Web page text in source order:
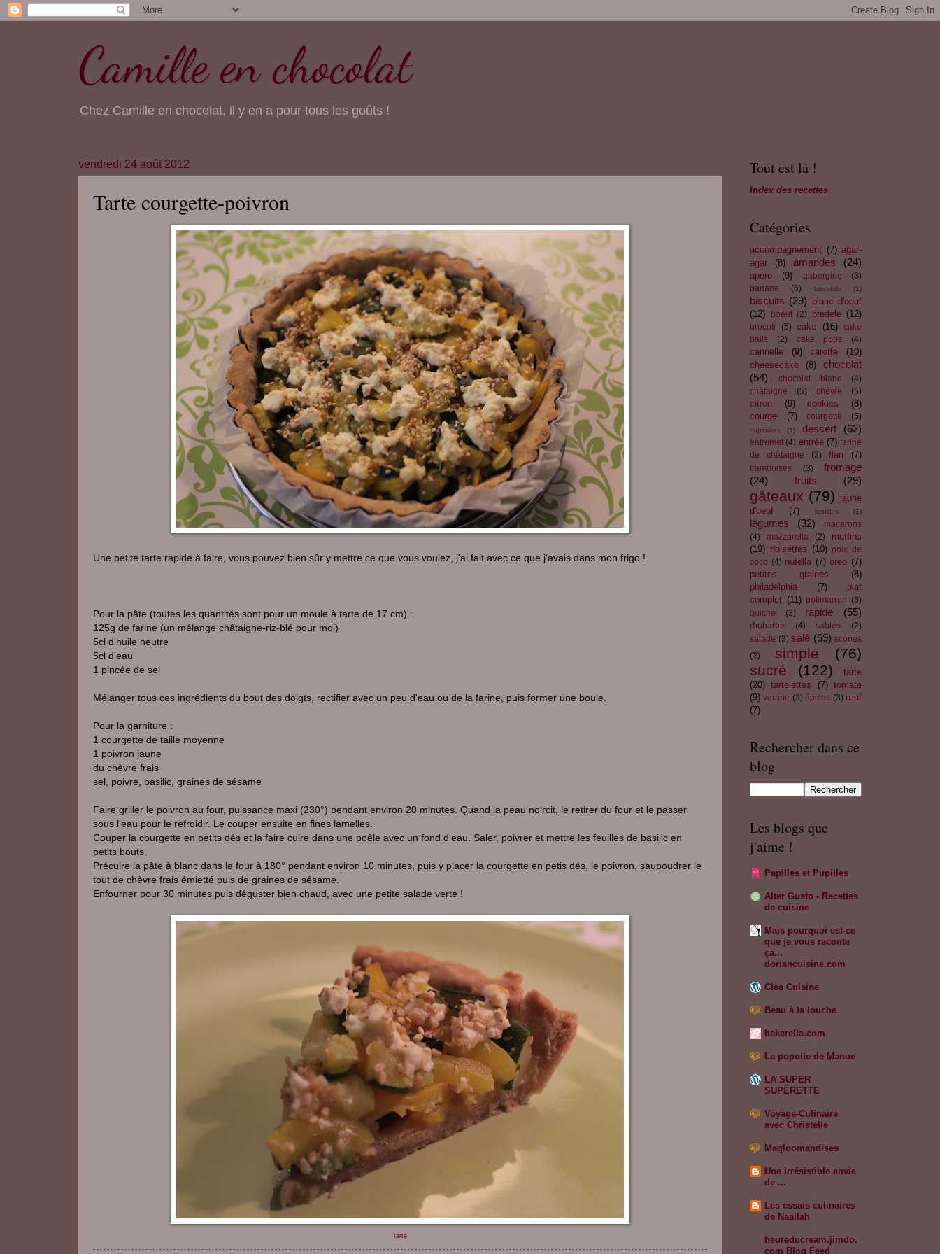
Camille en chocolat
Chez Camille en chocolat, il y en a pour tous les goûts !
vendredi 24 août 2012
Tarte courgette-poivron
Une petite tarte rapide à faire, vous pouvez bien sûr y mettre ce que vous voulez, j'ai fait avec ce que j'avais dans mon frigo !
Pour la pâte (toutes les quantités sont pour un moule à tarte de 17 cm) :
125g de farine (un mélange châtaigne-riz-blé pour moi)
5cl d'huile neutre
5cl d'eau
1 pincée de sel
Mélanger tous ces ingrédients du bout des doigts, rectifier avec un peu d'eau ou de la farine, puis former une boule.
Pour la garniture :
1 courgette de taille moyenne
1 poivron jaune
du chèvre frais
sel, poivre, basilic, graines de sésame
Faire griller le poivron au four, puissance maxi (230°) pendant environ 20 minutes. Quand la peau noircit, le retirer du four et le passer
sous l'eau pour le refroidir. Le couper ensuite en fines lamelles.
Couper la courgette en petits dés et la faire cuire dans une poêle avec un fond d'eau. Saler, poivrer et mettre les feuilles de basilic en
petits bouts.
Précuire la pâte à blanc dans le four à 180° pendant environ 10 minutes, puis y placer la courgette en petis dés, le poivron, saupoudrer le
tout de chèvre frais émietté puis de graines de sésame.
Enfourner pour 30 minutes puis déguster bien chaud, avec une petite salade verte !
tarte
Tout est là !
Index des recettes
Catégories
accompagnement (7) agar-
agar
(8) amandes (24)
apéro (9) aubergine
(3)
banane
(6) bavarois (1)
biscuits (29)
blanc d'oeuf
(12)
boeuf (2) bredele (12)
brocoli (5) cake (16)
cake
balls
(2) cake pops (4)
cannelle (9) carotte
(10)
cheesecake
(8)
chocolat
(54)
chocolat blanc
(4)
châtaigne
(5) chèvre (6)
citron (9) cookies
(8)
courge
(7) courgette (5)
cupcakes (1) dessert (62)
entremet (4) entrée (7) farine
de châtaigne
(3) flan (7)
framboises (3)
fromage
(24)
fruits (29)
gâteaux (79) jaune
d'oeuf
(7) lentilles (1)
légumes (32)
macarons
(4)
mozzarella (2)
muffins
(19) noisettes (10)
noix de
coco (4) nutella (7) oreo (7)
petites graines
(8)
philadelphia
(7)
plat
complet (11) potimarron
(6)
quiche
(3) rapide (55)
rhubarbe (4) sablés
(2)
salade (3) salé (59) scones
(2)
simple
(76)
sucré
(122)
tarte
(20) tartelettes (7) tomate
(9) verrine (3) épices (3) œuf
(7)
Rechercher dans ce
blog
Les blogs que
j'aime !
Papilles et Pupilles
Alter Gusto - Recettes
de cuisine
Mais pourquoi est-ce
que je vous raconte
ça...
doriancuisine.com
Clea Cuisine
Beau à la louche
bakerella.com
La popotte de Manue
LA SUPER
SUPÉRETTE
Voyage-Culinaire
avec Christelle
Magloomandises
Une irrésistible envie
de ...
Les essais culinaires
de Naailah
heureducream.jimdo.
com Blog Feed